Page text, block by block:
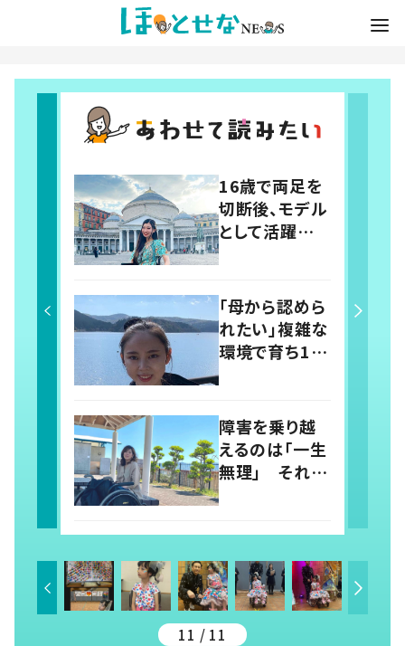
16歳で両足を
切断後、モデル
として活躍
「障がい・健常
向きに生きる
彼女のマイン
ドに迫る
「母から認めら
れたい」複雑な
環境で育ち13
歳で摂食障害
発信を通しカ
ウンセラーを目
指す
障害を乗り越
えるのは「一生
無理」 それで
も「人生をより
言える理由と
は
11 / 11